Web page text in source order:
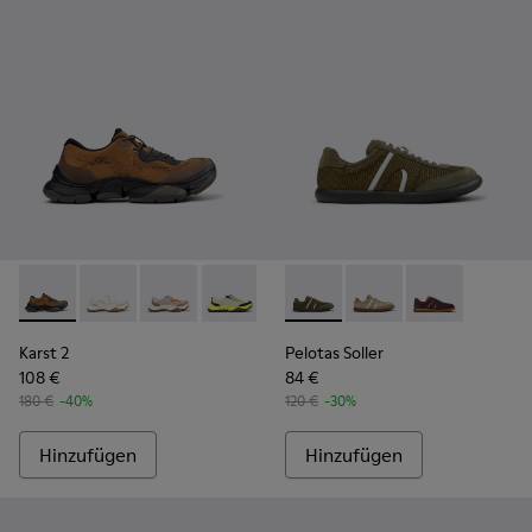
Karst 2 - K101069-010 - Braune Sneaker aus recycelten
Karst 2 - K101069-009
Karst 2 - K101069-008
Karst 2 - K101069-003
Karst 2 - K101069-002
Karst 2 - K101069-001
Karst 2
108 €
180 € -40%
Hinzufügen
Pelotas Soller - K101056-
Pelotas Soller -
Pelotas
Pelotas Soller
84 €
120 € -30%
Hinzufügen